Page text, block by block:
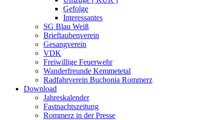
Gefolge
Interessantes
SG Blau Weiß
Brieftaubenverein
Gesangverein
VDK
Freiwillige Feuerwehr
Wanderfreunde Kemmetetal
Radfahrverein Buchonia Rommerz
Download
Jahreskalender
Fastnachtszeitung
Rommerz in der Presse